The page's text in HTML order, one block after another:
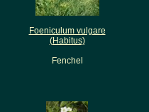
Foeniculum vulgare
(Habitus)
Fenchel